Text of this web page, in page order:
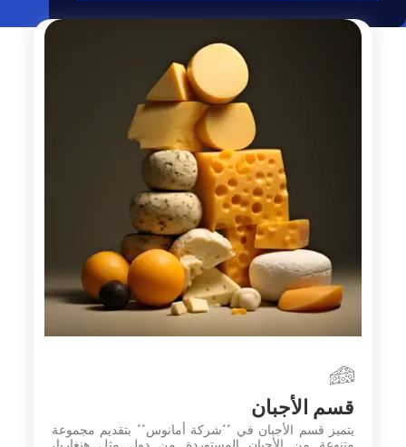
قسم الأجبان
يتميز قسم الأجبان في **شركة أمانوس** بتقديم مجموعة